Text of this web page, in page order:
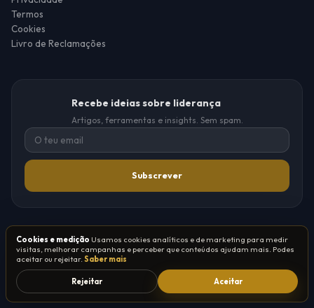
Termos
Cookies
Livro de Reclamações
Recebe ideias sobre liderança
Artigos, ferramentas e insights. Sem spam.
Subscrever
© 2026 Tribo de Líderes®·Grupo TSO®
Entidade formadora certificada pela DGERT
Cookies e medição Usamos cookies analíticos e de marketing para medir
visitas, melhorar campanhas e perceber que conteúdos ajudam mais. Podes
aceitar ou rejeitar.Saber mais
Rejeitar Aceitar